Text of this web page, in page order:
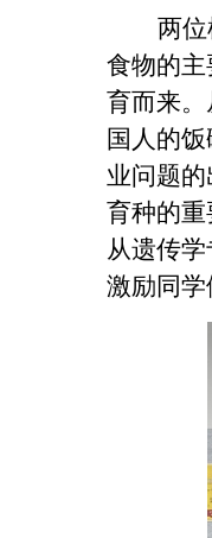
两
食物的
育而来
国人的
业问题
育种的
从遗传
激励同